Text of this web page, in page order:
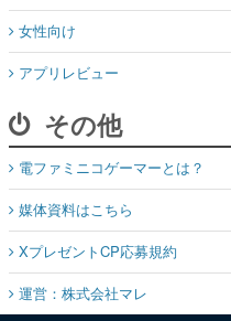
女性向け
アプリレビュー
その他
電ファミニコゲーマーとは？
媒体資料はこちら
XプレゼントCP応募規約
運営：株式会社マレ